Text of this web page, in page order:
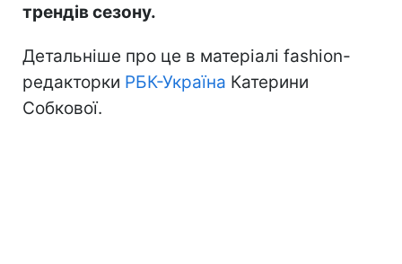
трендів сезону.
Детальніше про це в матеріалі fashion-
редакторки РБК-Україна Катерини
Собкової.